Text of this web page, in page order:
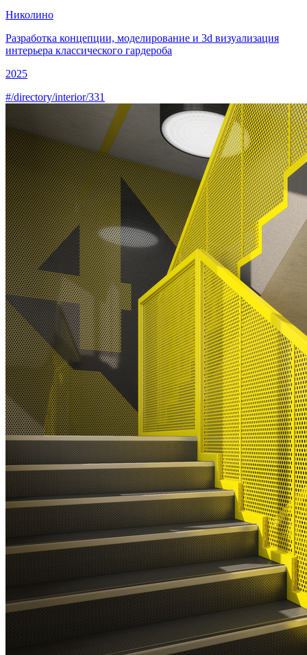
Николино
Разработка концепции, моделирование и 3d визуализация
интерьера классического гардероба
2025
#/directory/interior/331